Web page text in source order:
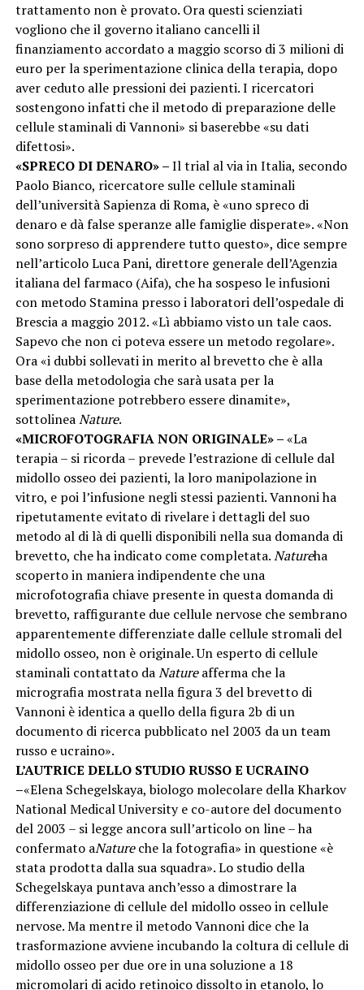
trattamento non è provato. Ora questi scienziati
vogliono che il governo italiano cancelli il
finanziamento accordato a maggio scorso di 3 milioni di
euro per la sperimentazione clinica della terapia, dopo
aver ceduto alle pressioni dei pazienti. I ricercatori
sostengono infatti che il metodo di preparazione delle
cellule staminali di Vannoni» si baserebbe «su dati
difettosi».
«SPRECO DI DENARO» –Il trial al via in Italia, secondo
Paolo Bianco, ricercatore sulle cellule staminali
dell’università Sapienza di Roma, è «uno spreco di
denaro e dà false speranze alle famiglie disperate». «Non
sono sorpreso di apprendere tutto questo», dice sempre
nell’articolo Luca Pani, direttore generale dell’Agenzia
italiana del farmaco (Aifa), che ha sospeso le infusioni
con metodo Stamina presso i laboratori dell’ospedale di
Brescia a maggio 2012. «Lì abbiamo visto un tale caos.
Sapevo che non ci poteva essere un metodo regolare».
Ora «i dubbi sollevati in merito al brevetto che è alla
base della metodologia che sarà usata per la
sperimentazione potrebbero essere dinamite»,
sottolineaNature.
«MICROFOTOGRAFIA NON ORIGINALE» –«La
terapia – si ricorda – prevede l’estrazione di cellule dal
midollo osseo dei pazienti, la loro manipolazione in
vitro, e poi l’infusione negli stessi pazienti. Vannoni ha
ripetutamente evitato di rivelare i dettagli del suo
metodo al di là di quelli disponibili nella sua domanda di
brevetto, che ha indicato come completata.Natureha
scoperto in maniera indipendente che una
microfotografia chiave presente in questa domanda di
brevetto, raffigurante due cellule nervose che sembrano
apparentemente differenziate dalle cellule stromali del
midollo osseo, non è originale. Un esperto di cellule
staminali contattato daNature afferma che la
micrografia mostrata nella figura 3 del brevetto di
Vannoni è identica a quello della figura 2b di un
documento di ricerca pubblicato nel 2003 da un team
russo e ucraino».
L’AUTRICE DELLO STUDIO RUSSO E UCRAINO
–«Elena Schegelskaya, biologo molecolare della Kharkov
National Medical University e co-autore del documento
del 2003 – si legge ancora sull’articolo on line – ha
confermato aNature che la fotografia» in questione «è
stata prodotta dalla sua squadra». Lo studio della
Schegelskaya puntava anch’esso a dimostrare la
differenziazione di cellule del midollo osseo in cellule
nervose. Ma mentre il metodo Vannoni dice che la
trasformazione avviene incubando la coltura di cellule di
midollo osseo per due ore in una soluzione a 18
micromolari di acido retinoico dissolto in etanolo, lo